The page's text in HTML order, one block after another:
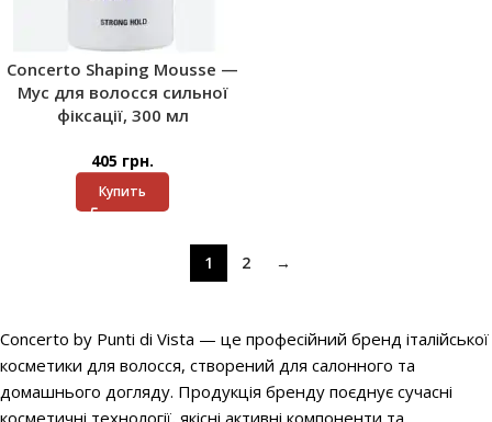
Concerto Shaping Mousse —
Мус для волосся сильної
фіксації, 300 мл
405 грн.
Купить
1 2 →
Concerto by Punti di Vista — це професійний бренд італійської
косметики для волосся, створений для салонного та
домашнього догляду. Продукція бренду поєднує сучасні
косметичні технології, якісні активні компоненти та